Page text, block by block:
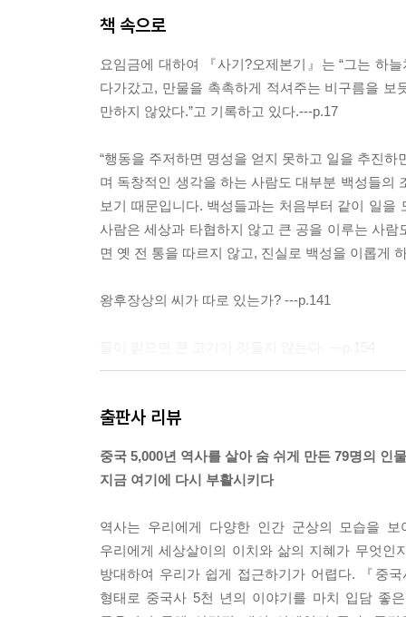
책 속으로
요임금에 대하여 『사기?오제본기』는 “그는 하
다가갔고, 만물을 촉촉하게 적셔주는 비구름을
만하지 않았다.”고 기록하고 있다.---p.17
“행동을 주저하면 명성을 얻지 못하고 일을 추진
며 독창적인 생각을 하는 사람도 대부분 백성들의
보기 때문입니다. 백성들과는 처음부터 같이 일
사람은 세상과 타협하지 않고 큰 공을 이루는 사
면 옛 전 통을 따르지 않고, 진실로 백성을 이롭게
왕후장상의 씨가 따로 있는가? ---p.141
알 수 있다. 이제 위징이 죽었으니 나는 진실로 거
소년 시절에 배우면 장년에 도움이 되고, 장년에
심을 두지 않으면 마침내는 큰 덕에 누를 끼치게
되면 내일은 처리해야 할 일이 한두 가지 더 많아
다. 그러므로 짐은 크든 작든 모든 일에 관심을 쏟
못하는 것이 짐의 천성이다.”
출판사 리뷰
중국 5,000년 역사를 살아 숨 쉬게 만든 79명의 인
지금 여기에 다시 부활시키다
역사는 우리에게 다양한 인간 군상의 모습을
우리에게 세상살이의 이치와 삶의 지혜가 무엇
방대하여 우리가 쉽게 접근하기가 어렵다. 『중
형태로 중국사 5천 년의 이야기를 마치 입담 좋